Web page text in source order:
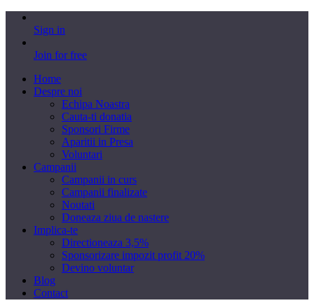
Sign in
Join for free
Home
Despre noi
Echipa Noastra
Cauta-ti donatia
Sponsori Firme
Aparitii in Presa
Voluntari
Campanii
Campanii in curs
Campanii finalizate
Noutati
Doneaza ziua de nastere
Implica-te
Directioneaza 3,5%
Sponsorizare impozit profit 20%
Devino voluntar
Blog
Contact